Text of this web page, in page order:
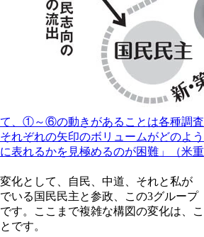
て、①～⑥の動きがあることは各種調査
れぞれの矢印のボリュームがどのよう
表れるかを見極めるのが困難」（米重
化として、自民、中道、それと私が
いる国民民主と参政、この3グループ
す。ここまで複雑な構図の変化は、こ
です。